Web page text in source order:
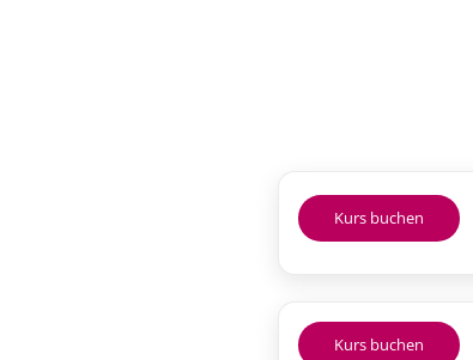
Kurs buchen
Kurs buchen